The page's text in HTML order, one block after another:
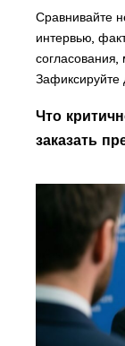
Сравнивайте
интервью,
согласования,
Зафиксируйте
Что
заказать